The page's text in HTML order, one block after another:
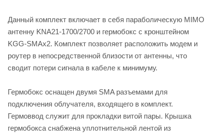
Данный комплект включает в себя параболическую MIMO
антенну KNA21-1700/2700 и гермобокс с кронштейном
KGG-SMAх2. Комплект позволяет расположить модем и
роутер в непосредственной близости от антенны, что
сводит потери сигнала в кабеле к минимуму.
Гермобокс оснащен двумя SMA разъемами для
подключения облучателя, входящего в комплект.
Гермоввод служит для прокладки витой пары. Крышка
гермобокса снабжена уплотнительной лентой из